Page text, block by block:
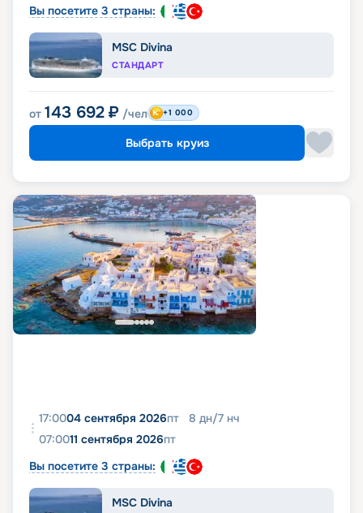
Вы посетите 3 страны:
MSC Divina
СТАНДАРТ
от 143 692 ₽ /чел +1 000
Выбрать круиз
17:0004 сентября 2026пт 8 дн/7 нч
07:0011 сентября 2026пт
Вы посетите 3 страны:
MSC Divina